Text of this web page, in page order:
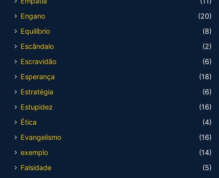
Engano
(20)
Equilíbrio
(8)
Escândalo
(2)
Escravidão
(6)
Esperança
(18)
Estratégia
(6)
Estupidez
(16)
Ética
(4)
Evangelismo
(16)
exemplo
(14)
Falsidade
(5)